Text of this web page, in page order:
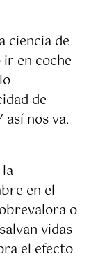
ciencia de
ir en coche
de
nos va.
en el
o
vidas
el efecto